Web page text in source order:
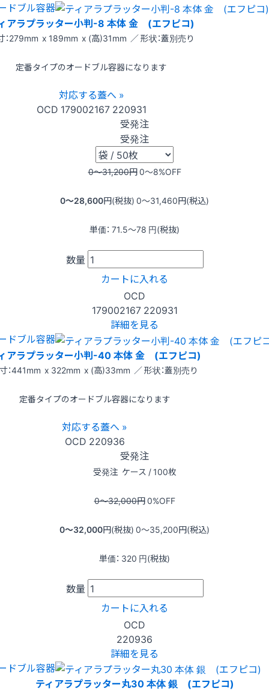
ドブル容器
アラプラッター小判-8 本体 金 (エフピコ)
：279mm x 189mm x (高)31mm ／ 形状：蓋別売り
定番タイプのオードブル容器になります
対応する蓋へ »
OCD 179002167 220931
受発注
受発注
0〜31,200円0〜8%OFF
0〜28,600円(税抜) 0〜31,460円(税込)
単価： 71.5〜78 円(税抜)
数量
カートに入れる
OCD
179002167 220931
詳細を見る
ドブル容器
アラプラッター小判-40 本体 金 (エフピコ)
：441mm x 322mm x (高)33mm ／ 形状：蓋別売り
定番タイプのオードブル容器になります
対応する蓋へ »
OCD 220936
受発注
受発注 ケース / 100枚
0〜32,000円0%OFF
0〜32,000円(税抜) 0〜35,200円(税込)
単価： 320 円(税抜)
数量
カートに入れる
OCD
220936
詳細を見る
ドブル容器
ティアラプラッター丸30 本体 銀 (エフピコ)